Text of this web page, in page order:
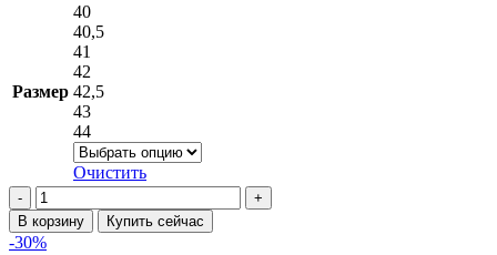
на
странице
товара.
Размер
40
40,5
41
42
42,5
43
44
Очистить
Количество
товара
Кроссовки
В корзину Купить сейчас
-30%